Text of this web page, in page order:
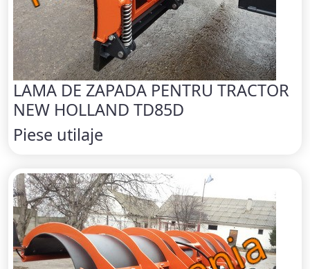
LAMA DE ZAPADA PENTRU TRACTOR
NEW HOLLAND TD85D
Piese utilaje